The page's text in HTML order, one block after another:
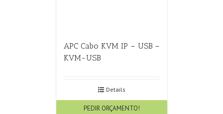
APC Cabo KVM IP – USB –
KVM-USB
Details
PEDIR ORÇAMENTO!